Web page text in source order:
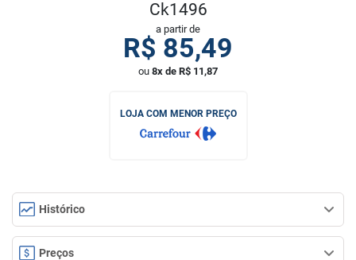
Ck1496
a partir de
R$ 85,49
ou 8x de R$ 11,87
LOJA COM MENOR PREÇO
Histórico
Preços